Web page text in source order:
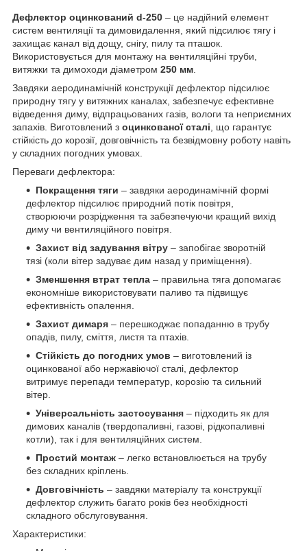
Дефлектор оцинкований d-250 – це надійний елемент
систем вентиляції та димовидалення, який підсилює тягу і
захищає канал від дощу, снігу, пилу та пташок.
Використовується для монтажу на вентиляційні труби,
витяжки та димоходи діаметром 250 мм
Завдяки аеродинамічній конструкції дефлектор підсилює
природну тягу у витяжних каналах, забезпечує ефективне
відведення диму, відпрацьованих газів, вологи та неприємних
запахів. Виготовлений з оцинкованої сталі , що гарантує
стійкість до корозії, довговічність та безвідмовну роботу навіть
у складних погодних умовах.
Переваги дефлектора:
Покращення тяги – завдяки аеродинамічній формі
дефлектор підсилює природний потік повітря,
створюючи розрідження та забезпечуючи кращий вихід
диму чи вентиляційного повітря.
Захист від задування вітру – запобігає зворотній
тязі (коли вітер задуває дим назад у приміщення).
Зменшення втрат тепла – правильна тяга допомагає
економніше використовувати паливо та підвищує
ефективність опалення.
Захист димаря – перешкоджає попаданню в трубу
опадів, пилу, сміття, листя та птахів.
Стійкість до погодних умов – виготовлений із
оцинкованої або нержавіючої сталі, дефлектор
витримує перепади температур, корозію та сильний
вітер.
Універсальність застосування – підходить як для
димових каналів (твердопаливні, газові, рідкопаливні
котли), так і для вентиляційних систем.
Простий монтаж – легко встановлюється на трубу
без складних кріплень.
Довговічність – завдяки матеріалу та конструкції
дефлектор служить багато років без необхідності
складного обслуговування.
Характеристики: